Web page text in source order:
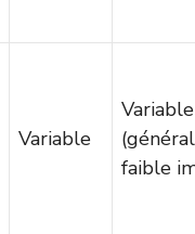
Variable
Variable
faible